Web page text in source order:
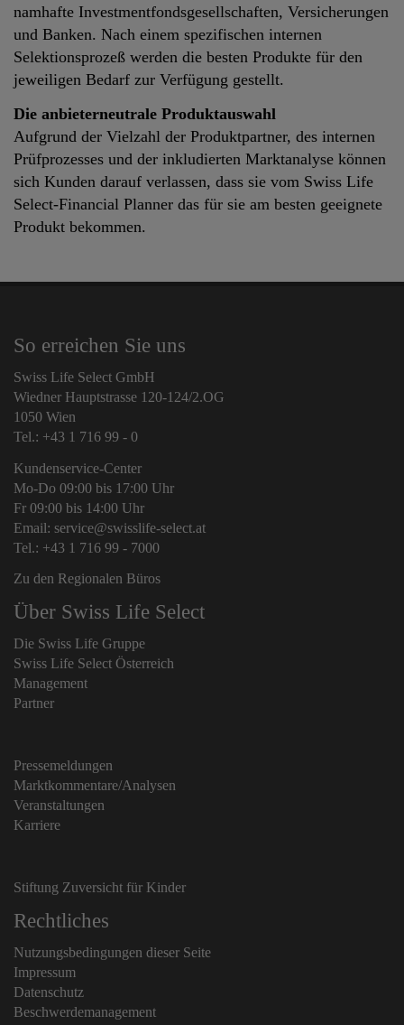
namhafte Investmentfondsgesellschaften, Versicherungen
und Banken. Nach einem spezifischen internen
Selektionsprozeß werden die besten Produkte für den
jeweiligen Bedarf zur Verfügung gestellt.
Die anbieterneutrale Produktauswahl
Aufgrund der Vielzahl der Produktpartner, des internen
Prüfprozesses und der inkludierten Marktanalyse können
sich Kunden darauf verlassen, dass sie vom Swiss Life
Select-Financial Planner das für sie am besten geeignete
Produkt bekommen.
So erreichen Sie uns
Swiss Life Select GmbH
Wiedner Hauptstrasse 120-124/2.OG
1050 Wien
Tel.: +43 1 716 99 - 0
Kundenservice-Center
Mo-Do 09:00 bis 17:00 Uhr
Fr 09:00 bis 14:00 Uhr
Email: service@swisslife-select.at
Tel.: +43 1 716 99 - 7000
Zu den Regionalen Büros
Über Swiss Life Select
Die Swiss Life Gruppe
Swiss Life Select Österreich
Management
Partner
Pressemeldungen
Marktkommentare/Analysen
Veranstaltungen
Karriere
Stiftung Zuversicht für Kinder
Rechtliches
Nutzungsbedingungen dieser Seite
Impressum
Datenschutz
Beschwerdemanagement